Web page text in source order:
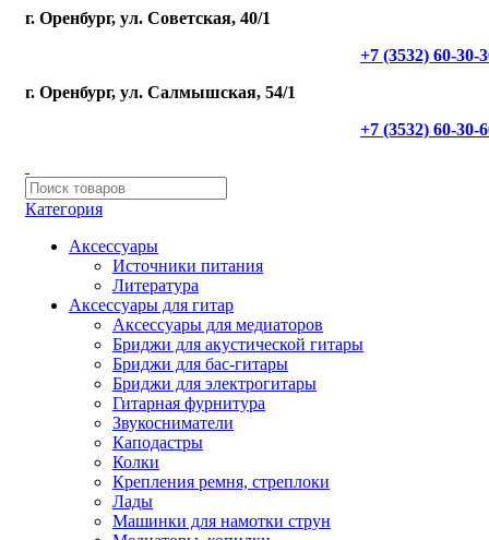
г. Оренбург, ул. Советская, 40/1
+7 (3532) 60-30-
г. Оренбург, ул. Салмышская, 54/1
+7 (3532) 60-30-
Категория
Аксессуары
Источники питания
Литература
Аксессуары для гитар
Аксессуары для медиаторов
Бриджи для акустической гитары
Бриджи для бас-гитары
Бриджи для электрогитары
Гитарная фурнитура
Звукосниматели
Каподастры
Колки
Крепления ремня, стреплоки
Лады
Машинки для намотки струн